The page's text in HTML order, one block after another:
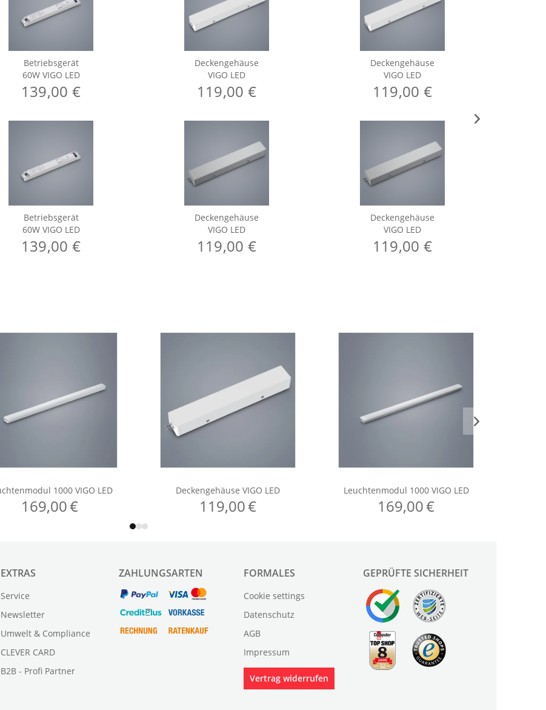
Betriebsgerät
60W VIGO LED
139,00 €
Betriebsgerät
60W VIGO LED
139,00 €
Deckengehäuse
VIGO LED
119,00 €
Deckengehäuse
VIGO LED
119,00 €
Deckengehäuse
VIGO LED
119,00 €
Deckengehäuse
VIGO LED
119,00 €
EXTRAS
Service
Newsletter
Umwelt & Compliance
CLEVER CARD
B2B - Profi Partner
ZAHLUNGSARTEN FORMALES
Cookie settings
Datenschutz
AGB
Impressum
Vertrag widerrufen
GEPRÜFTE SICHERHEIT